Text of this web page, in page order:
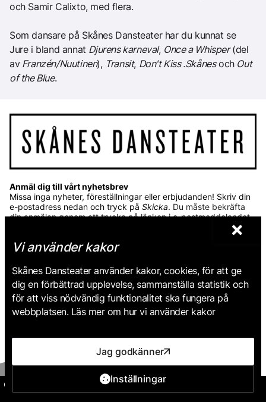
och Samir Calixto, med flera.
Som dansare på Skånes Dansteater har du kunnat se
Jure i bland annat Djurens karneval, Once a Whisper(del
avFranzén/Nuutinen), Transit, Don't Kiss .SkånesochOut
of the Blue.
Anmäl dig till vårt nyhetsbrev
Missa inga nyheter, föreställningar eller erbjudanden! Skriv din
e-postadress nedan och tryck på Skicka. Du måste bekräfta
din anmälan genom att trycka på länken i e-postmeddelandet
E-post
Skicka
Vi använder kakor
Skånes Dansteater använder kakor, cookies, för att ge
dig en förbättrad upplevelse, sammanställa statistik och
för att viss nödvändig funktionalitet ska fungera på
webbplatsen. Läs mer om hur vi använder kakor
Jag godkänner
Inställningar